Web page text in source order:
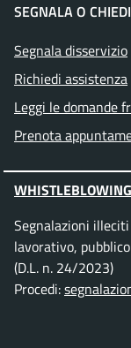
SEGNALA O
Segnala disservizio
Richiedi assistenza
Leggi le domande
Prenota
WHISTLEBLOWING
Segnalazioni
lavorativo,
(D.L. n. 24/2023)
Procedi: